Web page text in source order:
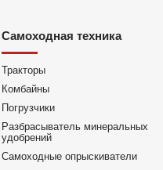
Самоходная техника
Тракторы
Комбайны
Погрузчики
Разбрасыватель минеральных
удобрений
Самоходные опрыскиватели